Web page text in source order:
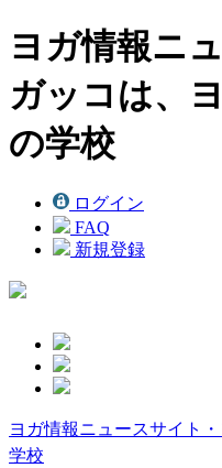
ヨガ情報ニ
ガッコは、
の学校
ログイン
FAQ
新規登録
ヨガ情報ニュースサイト
学校